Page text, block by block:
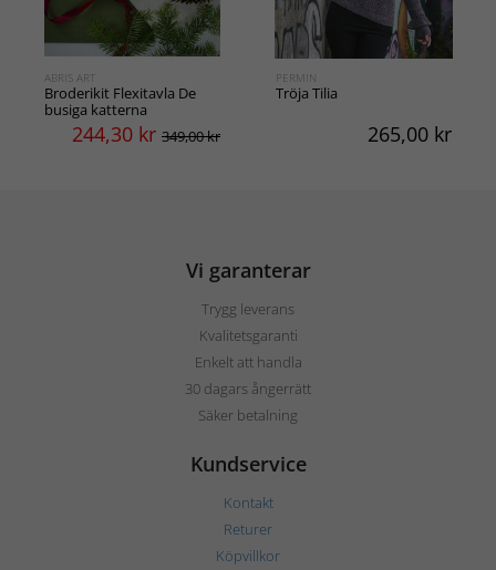
ABRIS ART
Broderikit Flexitavla De
busiga katterna
244,30 kr 349,00 kr
PERMIN
Tröja Tilia
265,00 kr
Vi garanterar
Trygg leverans
Kvalitetsgaranti
Enkelt att handla
30 dagars ångerrätt
Säker betalning
Kundservice
Kontakt
Returer
Köpvillkor